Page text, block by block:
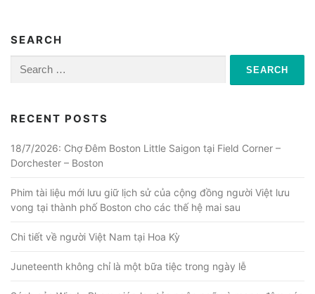
SEARCH
for:
RECENT POSTS
18/7/2026: Chợ Đêm Boston Little Saigon tại Field Corner –
Dorchester – Boston
Phim tài liệu mới lưu giữ lịch sử của cộng đồng người Việt lưu
vong tại thành phố Boston cho các thế hệ mai sau
Chi tiết về người Việt Nam tại Hoa Kỳ
Juneteenth không chỉ là một bữa tiệc trong ngày lễ